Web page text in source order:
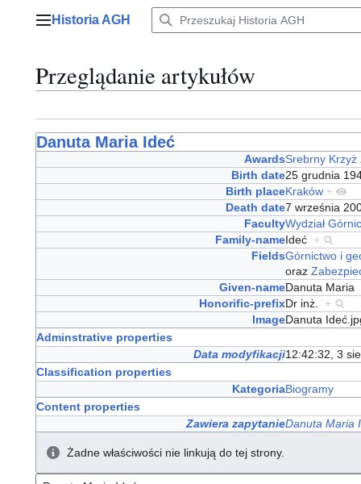
Menu główne
Historia AGH
Przeglądanie artykułów
Danuta Maria Ideć
AwardsSrebrny Krzyż
Birth date25 grudnia
Birth placeKraków +
Death date7 września
FacultyWydział
Family-nameIdeć +
FieldsGórnictwo i
oraz
Given-nameDanuta Maria
Honorific-prefixDr inż. +
ImageDanuta
Adminstrative properties
Data modyfikacji12:42:32, 3
Classification properties
KategoriaBiogramy
Content properties
Zawiera zapytanieDanuta Maria
Żadne właściwości nie linkują do tej strony.